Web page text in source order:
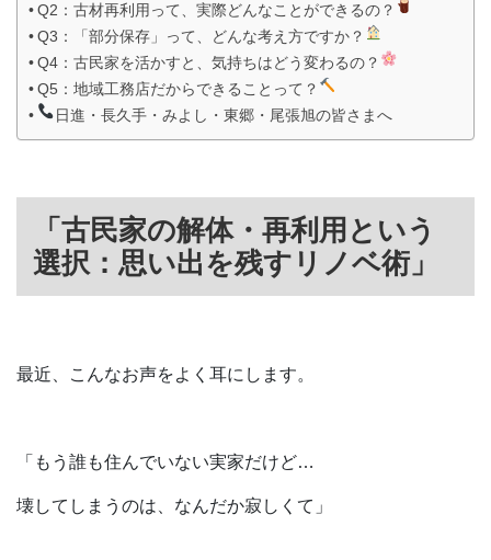
Q2：古材再利用って、実際どんなことができるの？
Q3：「部分保存」って、どんな考え方ですか？
Q4：古民家を活かすと、気持ちはどう変わるの？
Q5：地域工務店だからできることって？
日進・長久手・みよし・東郷・尾張旭の皆さまへ
「古民家の解体・再利用という
選択：思い出を残すリノベ術」
最近、こんなお声をよく耳にします。
「もう誰も住んでいない実家だけど…
壊してしまうのは、なんだか寂しくて」